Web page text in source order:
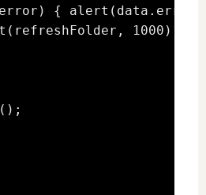
{
1000);